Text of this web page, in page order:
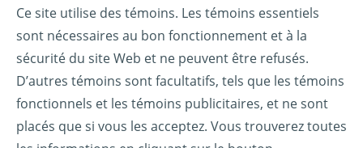
Ce site utilise des témoins. Les témoins essentiels
sont nécessaires au bon fonctionnement et à la
sécurité du site Web et ne peuvent être refusés.
D’autres témoins sont facultatifs, tels que les témoins
fonctionnels et les témoins publicitaires, et ne sont
placés que si vous les acceptez. Vous trouverez toutes
Assurant Canada Inc. (SACI). ABIC, ABLAC, et SACI ainsi que leurs
sociétés affiliées et filiales exercent des activités commerciales au
Canada sous la dénomination sociale Assurant®.®Assurant est une
marque de commerce déposée de Assurant, Inc.
Toutes les marques associées aux cartes indiquées aux présentes
appartiennent à leurs propriétaires respectifs.
ASSURANT.CA